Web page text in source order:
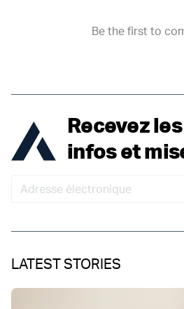
Recevez
infos et
LATEST STORIES